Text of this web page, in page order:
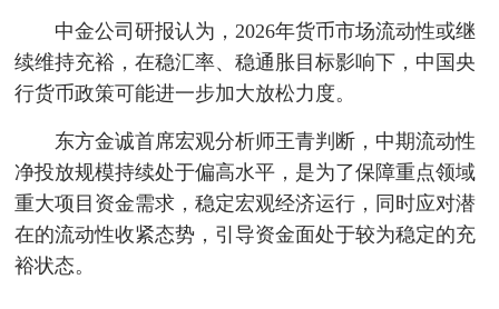
中金公司研报认为，2026年货币市场流动性或继
续维持充裕，在稳汇率、稳通胀目标影响下，中国央
行货币政策可能进一步加大放松力度。
东方金诚首席宏观分析师王青判断，中期流动性
净投放规模持续处于偏高水平，是为了保障重点领域
重大项目资金需求，稳定宏观经济运行，同时应对潜
在的流动性收紧态势，引导资金面处于较为稳定的充
裕状态。